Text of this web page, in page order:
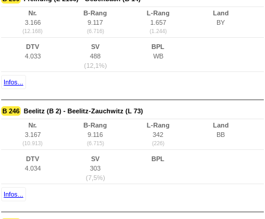
Nr.
3.166
(12.168)
B-Rang
9.117
(6.716)
L-Rang
1.657
(1.244)
Land
BY
DTV
4.033
SV
488
(12,1%)
BPL
WB
Infos...
B 246 Beelitz (B 2) - Beelitz-Zauchwitz (L 73)
Nr.
3.167
(10.913)
B-Rang
9.116
(6.715)
L-Rang
342
(226)
Land
BB
DTV
4.034
SV
303
(7,5%)
BPL
Infos...